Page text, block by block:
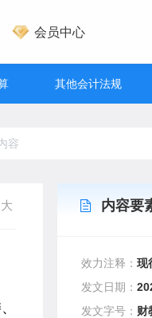
会员中心
其他会计法规
内容要
效力注释：现
发文日期：
发文字号： 财
大